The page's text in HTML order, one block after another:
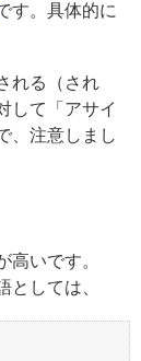
す。具体的に
れる（され
して「アサイ
、注意しまし
高いです。
としては、